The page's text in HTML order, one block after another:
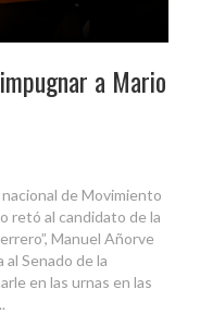
a Mario
de Movimiento
retó al candidato de la
Manuel Añorve
Senado de la
en las urnas en las